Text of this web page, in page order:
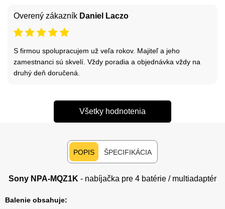
Overený zákazník Daniel Laczo
S firmou spolupracujem už veľa rokov. Majiteľ a jeho
zamestnanci sú skvelí. Vždy poradia a objednávka vždy na
druhý deň doručená.
Všetky hodnotenia
POPIS ŠPECIFIKÁCIA
Sony NPA-MQZ1K - nabíjačka pre 4 batérie / multiadaptér
Balenie obsahuje: